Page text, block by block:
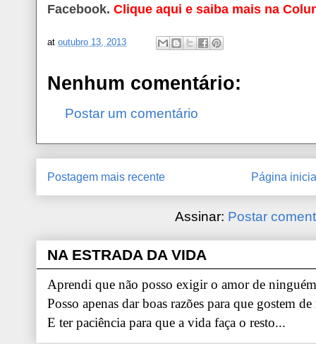
Facebook. Clique aqui e saiba mais na
at outubro 13, 2013
Nenhum comentário:
Postar um comentário
Postagem mais recente Página
Assinar: Postar
NA ESTRADA DA VIDA
Aprendi que não posso exigir o amor de
Posso apenas dar boas razões para que gostem
E ter paciência para que a vida faça o resto...